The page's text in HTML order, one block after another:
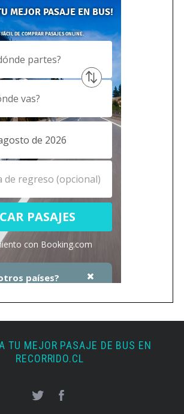
TU MEJOR PASAJE DE BUS EN
RECORRIDO.CL